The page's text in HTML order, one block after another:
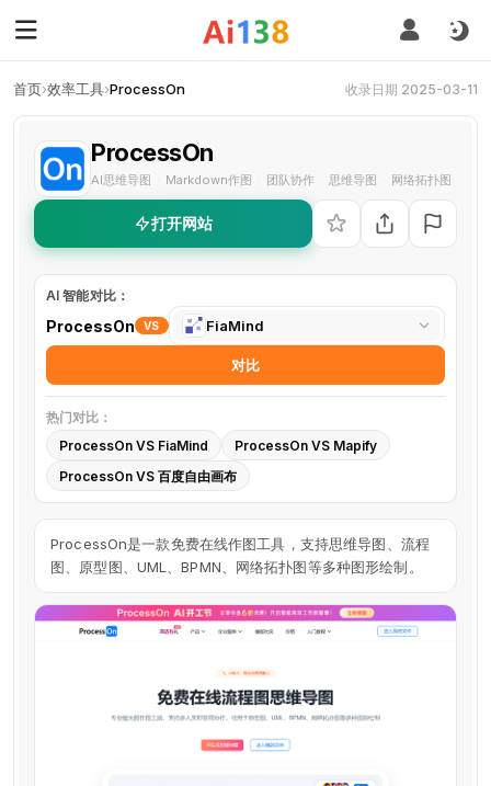
首页›效率工具›ProcessOn 收录日期 2025-03-11
ProcessOn
AI思维导图 Markdown作图 团队协作 思维导图 网络拓扑图
打开网站
AI 智能对比：
ProcessOn VS
选
择
具
FiaMind
对比
热门对比：
ProcessOn VS FiaMind
ProcessOn VS Mapify
ProcessOn VS 百度自由画布
ProcessOn是一款免费在线作图工具，支持思维导图、流程
图、原型图、UML、BPMN、网络拓扑图等多种图形绘制。